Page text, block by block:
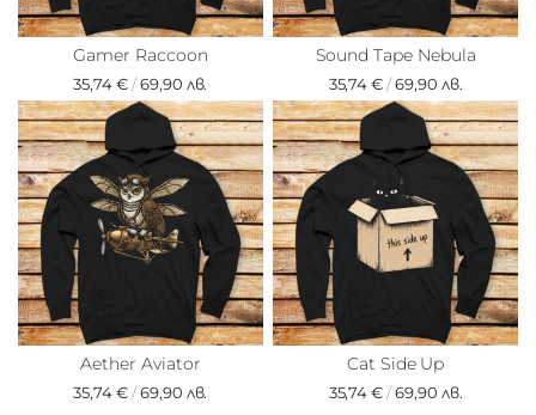
Gamer Raccoon
35,74 €/69,90 лв.
Sound Tape Nebula
35,74 €/69,90 лв.
Aether Aviator
35,74 €/69,90 лв.
Cat Side Up
35,74 €/69,90 лв.